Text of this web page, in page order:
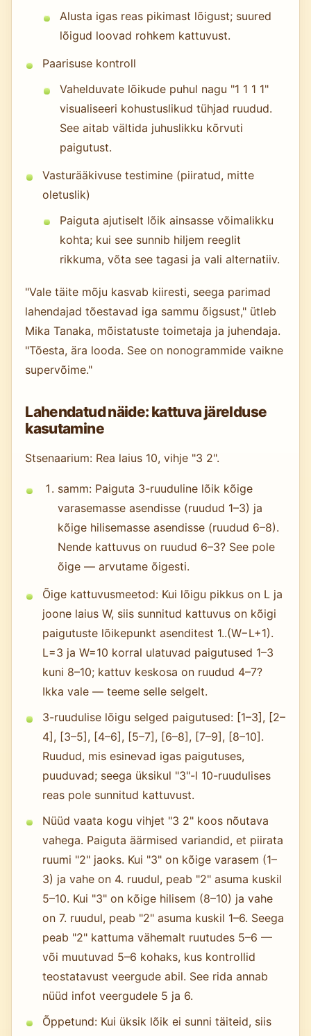
Alusta igas reas pikimast lõigust; suured
lõigud loovad rohkem kattuvust.
Paarisuse kontroll
Vahelduvate lõikude puhul nagu "1 1 1 1"
visualiseeri kohustuslikud tühjad ruudud.
See aitab vältida juhuslikku kõrvuti
paigutust.
Vasturääkivuse testimine (piiratud, mitte
oletuslik)
Paiguta ajutiselt lõik ainsasse võimalikku
kohta; kui see sunnib hiljem reeglit
rikkuma, võta see tagasi ja vali alternatiiv.
"Vale täite mõju kasvab kiiresti, seega parimad
lahendajad tõestavad iga sammu õigsust," ütleb
Mika Tanaka, mõistatuste toimetaja ja juhendaja.
"Tõesta, ära looda. See on nonogrammide vaikne
supervõime."
Lahendatud näide: kattuva järelduse
kasutamine
Stsenaarium: Rea laius 10, vihje "3 2".
samm: Paiguta 3-ruuduline lõik kõige
varasemasse asendisse (ruudud 1–3) ja
kõige hilisemasse asendisse (ruudud 6–8).
Nende kattuvus on ruudud 6–3? See pole
õige — arvutame õigesti.
Õige kattuvusmeetod: Kui lõigu pikkus on L ja
joone laius W, siis sunnitud kattuvus on kõigi
paigutuste lõikepunkt asenditest 1..(W−L+1).
L=3 ja W=10 korral ulatuvad paigutused 1–3
kuni 8–10; kattuv keskosa on ruudud 4–7?
Ikka vale — teeme selle selgelt.
3-ruudulise lõigu selged paigutused: [1–3], [2–
4], [3–5], [4–6], [5–7], [6–8], [7–9], [8–10].
Ruudud, mis esinevad igas paigutuses,
puuduvad; seega üksikul "3"-l 10-ruudulises
reas pole sunnitud kattuvust.
Nüüd vaata kogu vihjet "3 2" koos nõutava
vahega. Paiguta äärmised variandid, et piirata
ruumi "2" jaoks. Kui "3" on kõige varasem (1–
3) ja vahe on 4. ruudul, peab "2" asuma kuskil
5–10. Kui "3" on kõige hilisem (8–10) ja vahe
on 7. ruudul, peab "2" asuma kuskil 1–6. Seega
peab "2" kattuma vähemalt ruutudes 5–6 —
või muutuvad 5–6 kohaks, kus kontrollid
teostatavust veergude abil. See rida annab
nüüd infot veergudele 5 ja 6.
Õppetund: Kui üksik lõik ei sunni täiteid, siis